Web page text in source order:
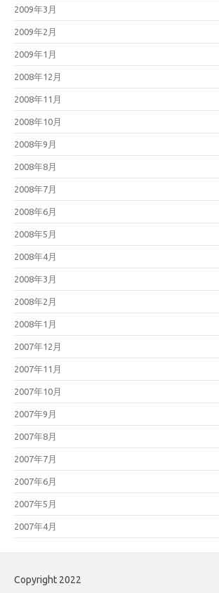
2009年3月
2009年2月
2009年1月
2008年12月
2008年11月
2008年10月
2008年9月
2008年8月
2008年7月
2008年6月
2008年5月
2008年4月
2008年3月
2008年2月
2008年1月
2007年12月
2007年11月
2007年10月
2007年9月
2007年8月
2007年7月
2007年6月
2007年5月
2007年4月
Copyright 2022